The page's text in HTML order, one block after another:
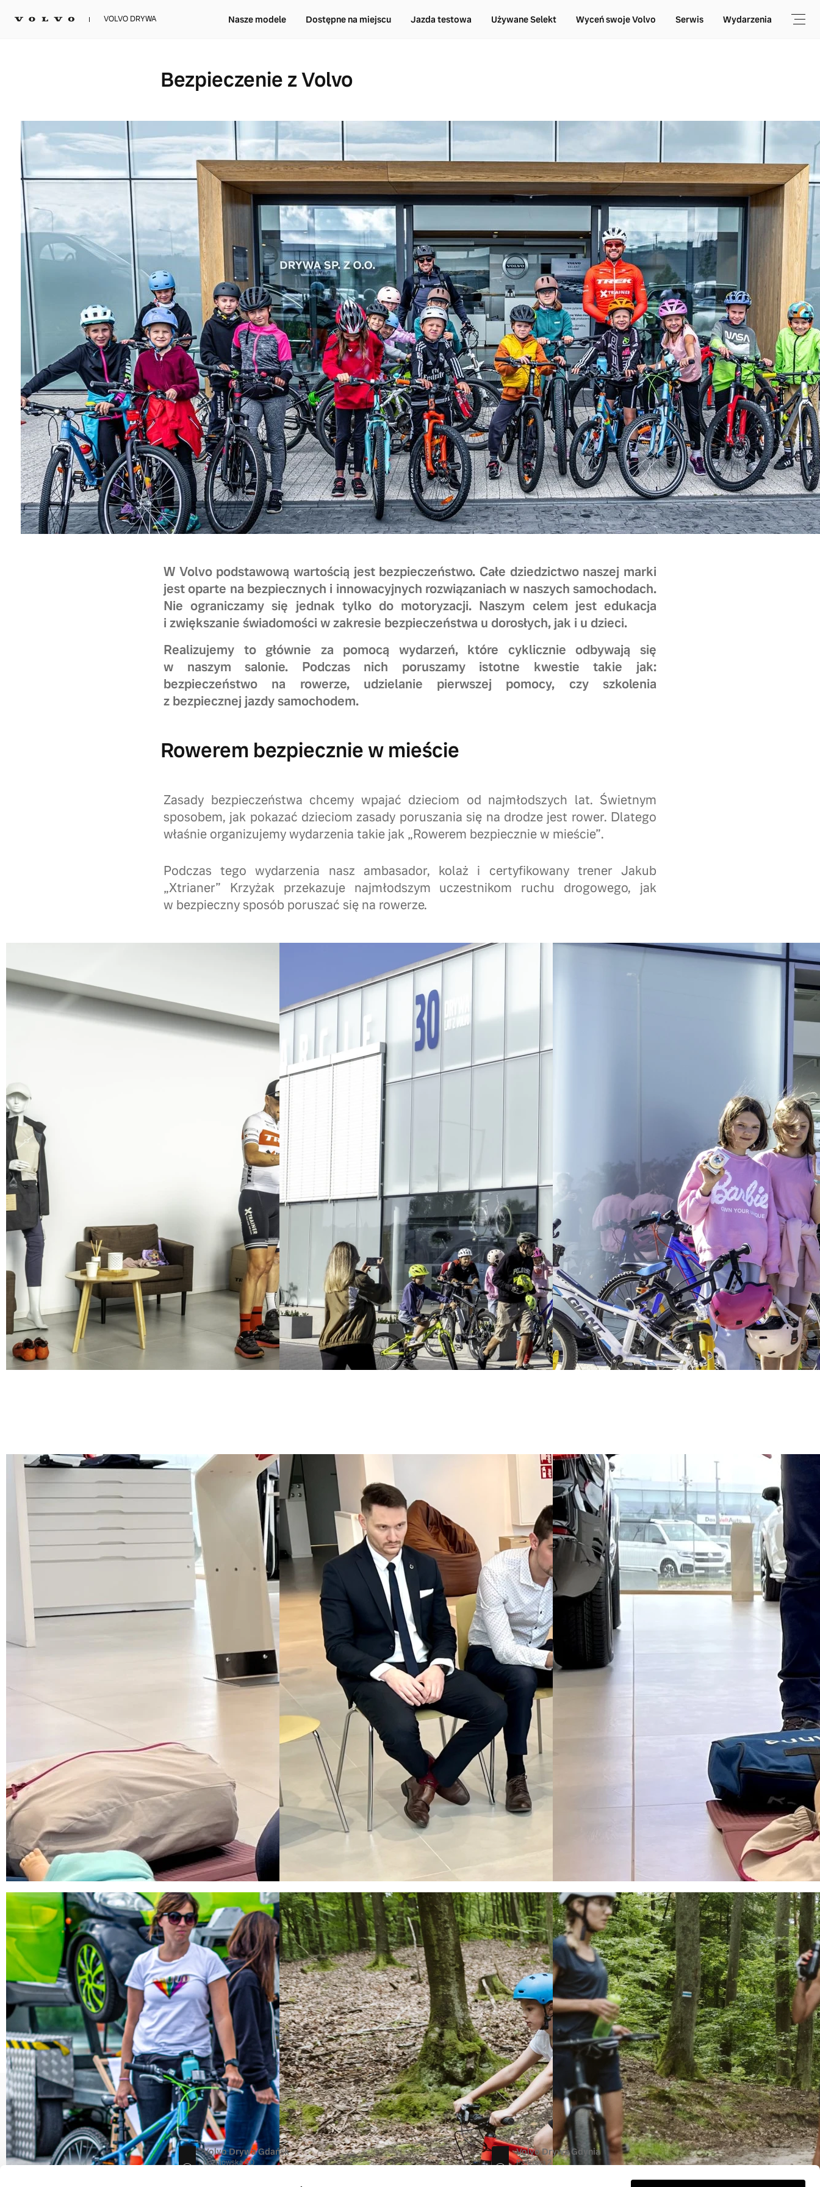
VOLVO DRYWA Nasze modele Dostępne na miejscu Jazda testowa Używane Selekt Wyceń swoje Volvo Serwis Wydarzenia
Bezpieczenie z Volvo
W Volvo podstawową wartością jest bezpieczeństwo. Całe dziedzictwo naszej marki
jest oparte na bezpiecznych i innowacyjnych rozwiązaniach w naszych samochodach.
Nie ograniczamy się jednak tylko do motoryzacji. Naszym celem jest edukacja
i zwiększanie świadomości w zakresie bezpieczeństwa u dorosłych, jak i u dzieci.
Realizujemy to głównie za pomocą wydarzeń, które cyklicznie odbywają się
w naszym salonie. Podczas nich poruszamy istotne kwestie takie jak:
bezpieczeństwo na rowerze, udzielanie pierwszej pomocy, czy szkolenia
z bezpiecznej jazdy samochodem.
Rowerem bezpiecznie w mieście
Zasady bezpieczeństwa chcemy wpajać dzieciom od najmłodszych lat. Świetnym
sposobem, jak pokazać dzieciom zasady poruszania się na drodze jest rower. Dlatego
właśnie organizujemy wydarzenia takie jak „Rowerem bezpiecznie w mieście”.
Podczas tego wydarzenia nasz ambasador, kolaż i certyfikowany trener Jakub
„Xtrianer” Krzyżak przekazuje najmłodszym uczestnikom ruchu drogowego, jak
w bezpieczny sposób poruszać się na rowerze.
Szkolenia z pierwszej pomocy
W Volvo kładziemy ogromny nacisk na bezpieczeństwo naszych pracowników. Z tego
powodu organizujemy kompleksowe szkolenia z pierwszej pomocy, które są kluczowe
dla zapewnienia szybkiej i skutecznej reakcji na nagłe wypadki.
Szkolenia z pierwszej pomocy dostarczają naszym pracownikom niezbędnej wiedzy
i umiejętności, które mogą uratować życie w sytuacjach awaryjnych.
Pracownicy, którzy są przeszkoleni z pierwszej pomocy, potrafią działać szybko
i profesjonalnie, zapewniając pierwszą pomoc przed przybyciem profesjonalnych służb
medycznych.
Bezpieczne wtorki 2022
We wrześniu 2022 roku zainicjowaliśmy cykl wydarzeń dla dzieci i dorosłych, podczas
których edukowaliśmy naszych klientów, jak reagować oraz radzić sobie
w nieprzewidywanych sytuacjach na drodze.
Podczas bezpiecznych wtorków razem z naszymi klientami mieliśmy okazję wspólnie
nauczyć się podstaw udzielania pierwszej pomocy oraz zasad bezpieczeństwa
na drodze. Wszystko miało miejsce pod okiem wykwalifikowanych instruktorów i w
rodzinnej atmosferze.
KONTAKT O NAS INFORMACJE PRAWNE POLITYKA PRYWATNOŚCI COOKIES STACJE DEMONTAŻU
Volvo Drywa Gdańsk
Uczniowska 40
Volvo Drywa Gdynia
Parkowa 2